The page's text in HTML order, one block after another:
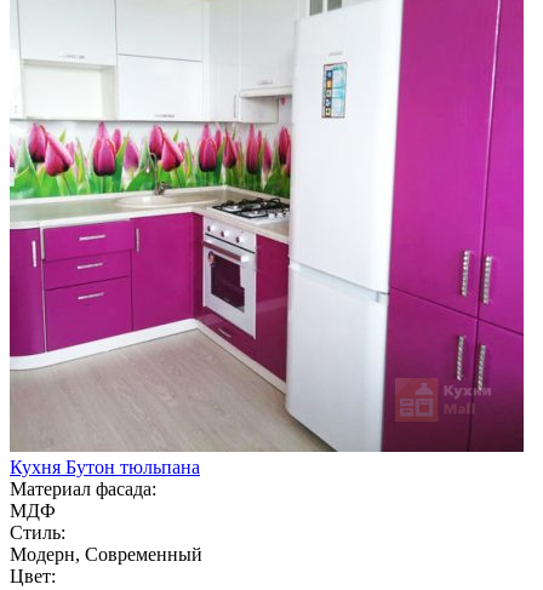
Кухня Бутон тюльпана
Материал фасада:
МДФ
Стиль:
Модерн, Современный
Цвет: